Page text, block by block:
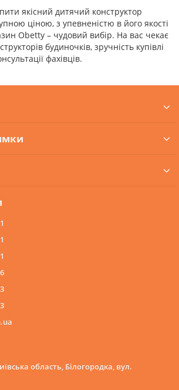
якісний дитячий конструктор
ціною, з упевненістю в його якості
Obetty – чудовий вибір. На вас чекає
будиночків, зручність купівлі
фахівців.
область, Білогородка, вул.